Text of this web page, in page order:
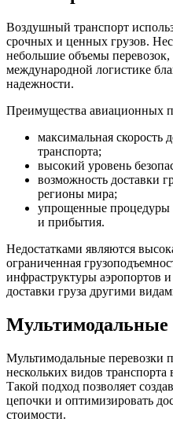
Воздушный транспорт
срочных и ценных грузов.
небольшие объемы
международной логистике
надежности.
Преимущества авиационных
максимальная скорость
транспорта;
высокий уровень
возможность доставки
регионы мира;
упрощенные процедуры
и прибытия.
Недостатками являются
ограниченная
инфраструктуры аэропортов
доставки груза другими
Мультимодальные
Мультимодальные перевозки
нескольких видов транспорта
Такой подход позволяет
цепочки и оптимизировать
стоимости.